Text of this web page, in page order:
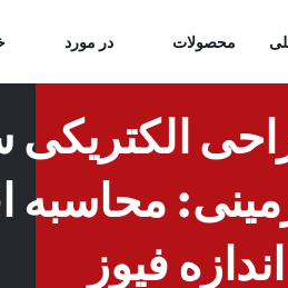
محصولات در مورد
محاسبه